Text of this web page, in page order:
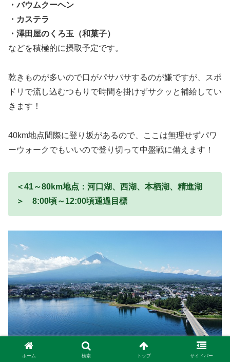
・バウムクーヘン
・カステラ
・澤田屋のくろ玉（和菓子）
などを積極的に摂取予定です。
乾きものが多いので口がパサパサするのが嫌ですが、スポ
ドリで流し込むつもりで時間を掛けずサクッと補給してい
きます！
40km地点間際に登り坂があるので、ここは無理せずパワ
ーウォークでもいいので登り切って中盤戦に備えます！
＜41～80km地点：河口湖、西湖、本栖湖、精進湖
＞ 8:00頃～12:00頃通過目標
ホーム 検索 トップ サイドバー